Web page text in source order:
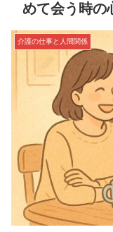
めて会う時の
介護の仕事と人間関係